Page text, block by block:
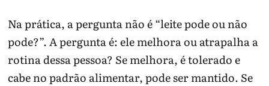
Na prática, a pergunta não é “leite pode ou não
pode?”. A pergunta é: ele melhora ou atrapalha a
rotina dessa pessoa? Se melhora, é tolerado e
cabe no padrão alimentar, pode ser mantido. Se